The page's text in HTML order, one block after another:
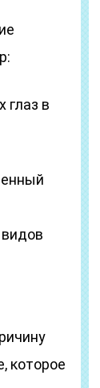
глаз в
которое